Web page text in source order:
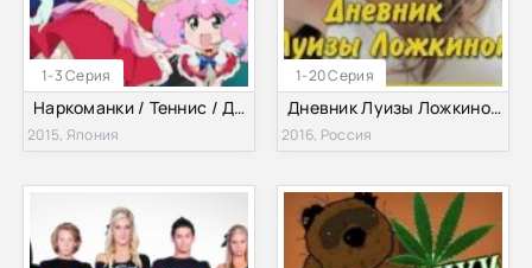
1-3 Серия
Наркоманки / Теннис / Дети Цветов (5 Сезон) (2015)
2015, Япония
1-20 Серия
Дневник Луизы Ложкиной (1 сезон) (2016)
2016, Россия